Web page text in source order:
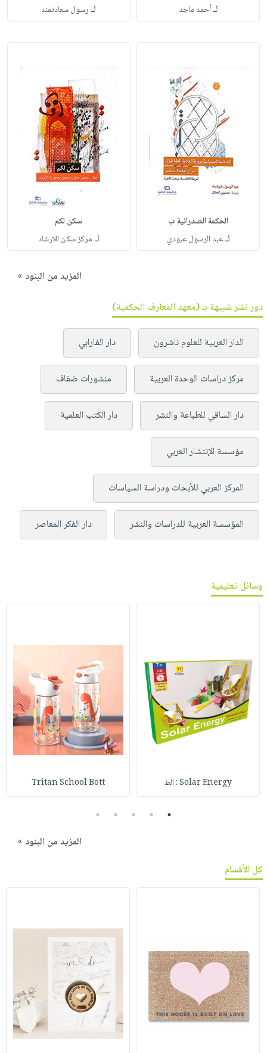
لـأحمد ماجد لـ رسول سعادتمند
الحكمة الصدرائية ب
لـعبد الرسول عبودي
سكن لكم
لـ مركز سكن للارشاد
المزيد من البنود »
دور نشر شبيهة بـ (معهد المعارف الحكمية)
الدار العربية للعلوم ناشرون دار الفارابي
مركز دراسات الوحدة العربية منشورات ضفاف
دار الساقي للطباعة والنشر دار الكتب العلمية
مؤسسة الإنتشار العربي
المركز العربي للأبحاث ودراسة السياسات
المؤسسة العربية للدراسات والنشر دار الفكر المعاصر
وسائل تعليمية
Solar Energy : الط Tritan School Bott
1
2
3
4
5
المزيد من البنود »
كل الأقسام